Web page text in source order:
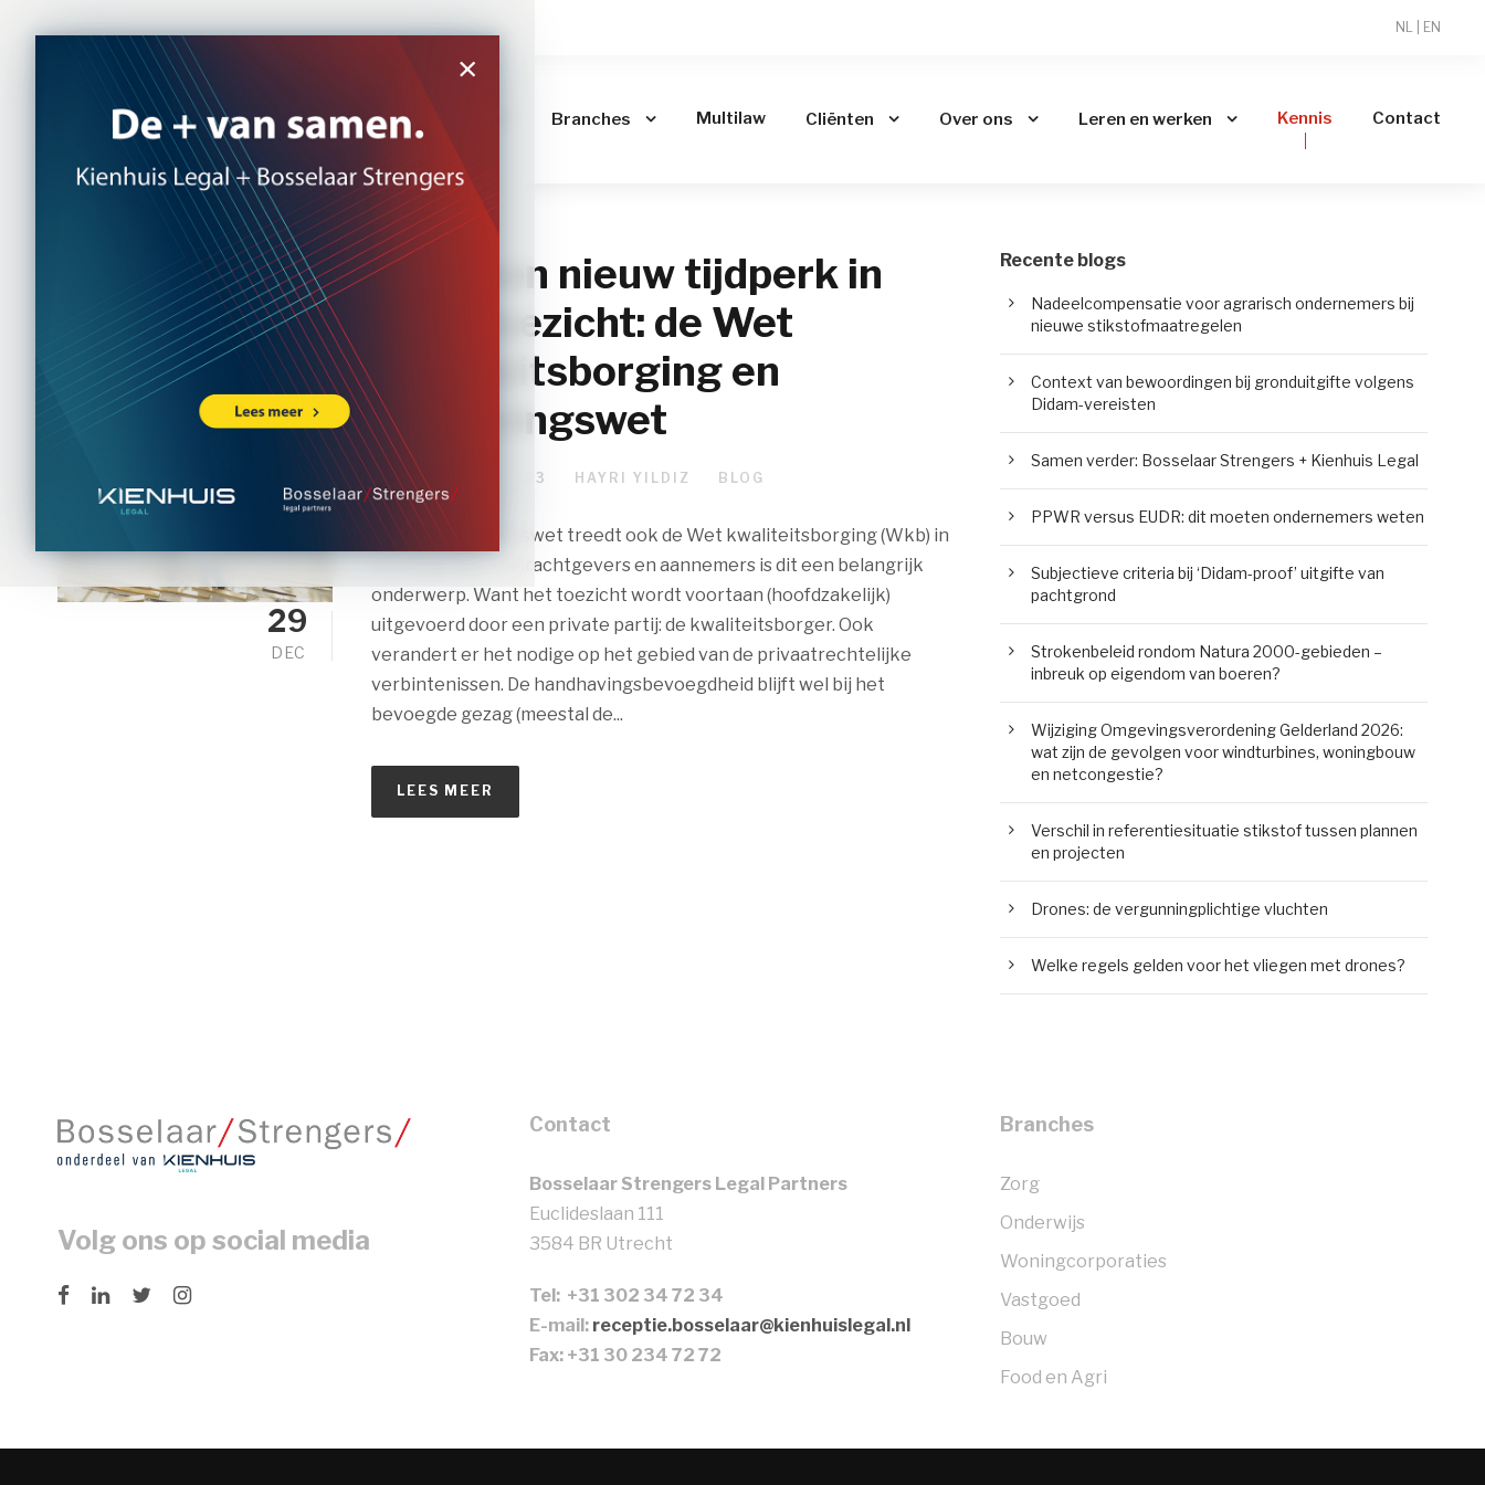
×
NL EN
Branches Multilaw Cliënten Over ons Leren en werken Kennis Contact
29
DEC
Naar een nieuw tijdperk in
bouwtoezicht: de Wet
Kwaliteitsborging en
Omgevingswet
29 DECEMBER 2023 HAYRI YILDIZ BLOG
Met de Omgevingswet treedt ook de Wet kwaliteitsborging (Wkb) in
werking. Voor opdrachtgevers en aannemers is dit een belangrijk
onderwerp. Want het toezicht wordt voortaan (hoofdzakelijk)
uitgevoerd door een private partij: de kwaliteitsborger. Ook
verandert er het nodige op het gebied van de privaatrechtelijke
verbintenissen. De handhavingsbevoegdheid blijft wel bij het
bevoegde gezag (meestal de...
LEES MEER
Recente blogs
Nadeelcompensatie voor agrarisch ondernemers bij
nieuwe stikstofmaatregelen
Context van bewoordingen bij gronduitgifte volgens
Didam-vereisten
Samen verder: Bosselaar Strengers + Kienhuis Legal
PPWR versus EUDR: dit moeten ondernemers weten
Subjectieve criteria bij ‘Didam-proof’ uitgifte van
pachtgrond
Strokenbeleid rondom Natura 2000-gebieden –
inbreuk op eigendom van boeren?
Wijziging Omgevingsverordening Gelderland 2026:
wat zijn de gevolgen voor windturbines, woningbouw
en netcongestie?
Verschil in referentiesituatie stikstof tussen plannen
en projecten
Drones: de vergunningplichtige vluchten
Welke regels gelden voor het vliegen met drones?
Volg ons op social media
Contact
Bosselaar Strengers Legal Partners
Euclideslaan 111
3584 BR Utrecht
Tel: +31 302 34 72 34
E-mail: receptie.bosselaar@kienhuislegal.nl
Fax: +31 30 234 72 72
Branches
Zorg
Onderwijs
Woningcorporaties
Vastgoed
Bouw
Food en Agri